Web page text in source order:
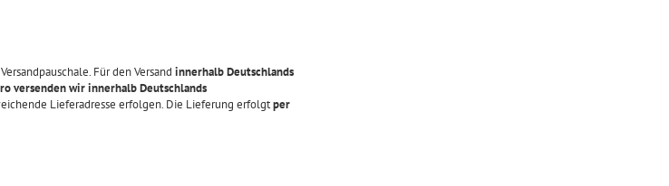
Für den Versand innerhalb Deutschlands
versenden wir innerhalb Deutschlands
Lieferadresse erfolgen. Die Lieferung erfolgtper